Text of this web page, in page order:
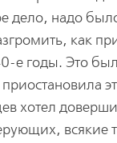
дело, надо
как
е годы. Это
хотел
всякие